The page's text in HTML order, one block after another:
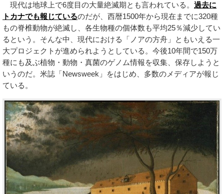
現代は地球上で6度目の大量絶滅期とも言われている。 過去に
トカナでも報じているのだが、西暦1500年から現在までに320種
もの脊椎動物が絶滅し、各生物種の個体数も平均25％減少してい
るという。そんな中、現代における「ノアの方舟」ともいえる一
大プロジェクトが進められようとしている。今後10年間で150万
種にも及ぶ植物・動物・真菌のゲノム情報を収集、保存しようと
いうのだ。米誌「Newsweek」をはじめ、多数のメディアが報じ
ている。